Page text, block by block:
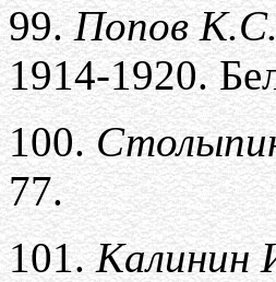
99.Попов
1914-1920.
100.
77.
101.Калинин